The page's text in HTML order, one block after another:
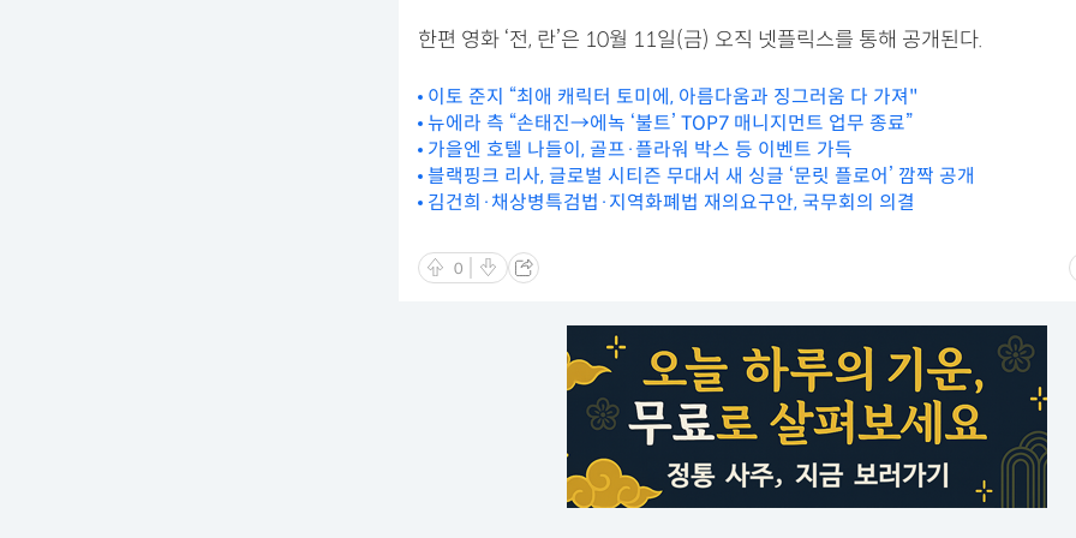
한편 영화 ‘전, 란’은 10월 11일(금) 오직 넷플릭스를 통해 공개된다.
이토 준지 “최애 캐릭터 토미에, 아름다움과 징그러움 다 가져"
뉴에라 측 “손태진→에녹 ‘불트’ TOP7 매니지먼트 업무 종료”
가을엔 호텔 나들이, 골프·플라워 박스 등 이벤트 가득
블랙핑크 리사, 글로벌 시티즌 무대서 새 싱글 ‘문릿 플로어’ 깜짝 공개
김건희·채상병특검법·지역화폐법 재의요구안, 국무회의 의결
0